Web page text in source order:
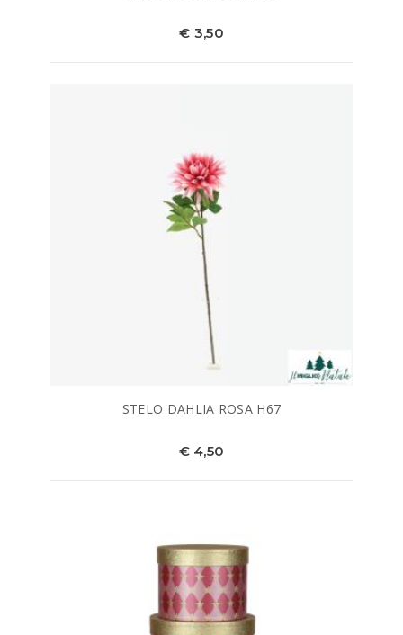
€ 3,50
STELO DAHLIA ROSA H67
€ 4,50